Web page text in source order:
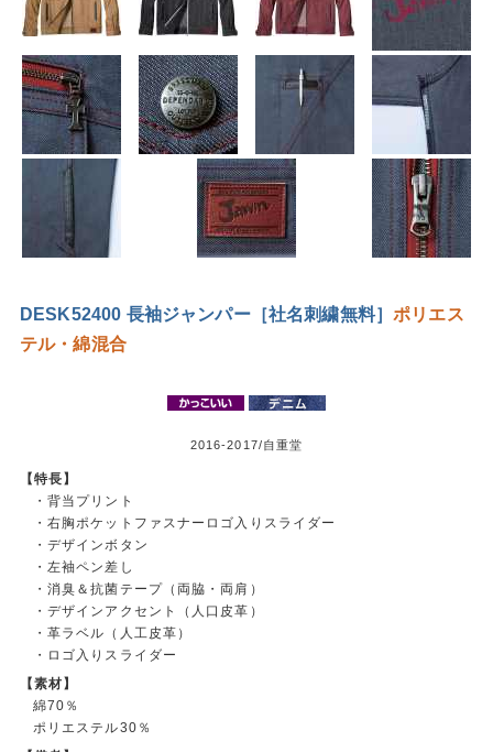
DESK52400 長袖ジャンパー［社名刺繍無料］ポリエス
テル・綿混合
2016-2017/自重堂
【特長】
・背当プリント
・右胸ポケットファスナーロゴ入りスライダー
・デザインボタン
・左袖ペン差し
・消臭＆抗菌テープ（両脇・両肩）
・デザインアクセント（人口皮革）
・革ラベル（人工皮革）
・ロゴ入りスライダー
【素材】
綿70％
ポリエステル30％